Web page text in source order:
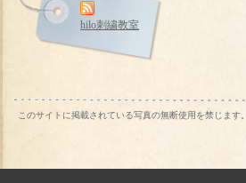
hilo刺繍教室
このサイトに掲載されている写真の無断使用を禁じます。